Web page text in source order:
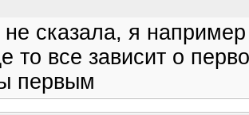
не сказала, я
то все зависит о
первым